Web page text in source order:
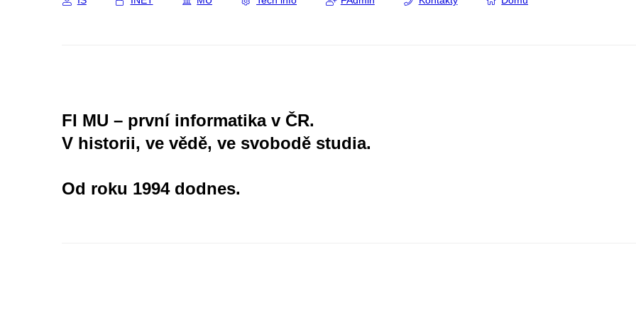
FI MU – první informatika v ČR.
V historii, ve vědě, ve svobodě studia.
Od roku 1994 dodnes.